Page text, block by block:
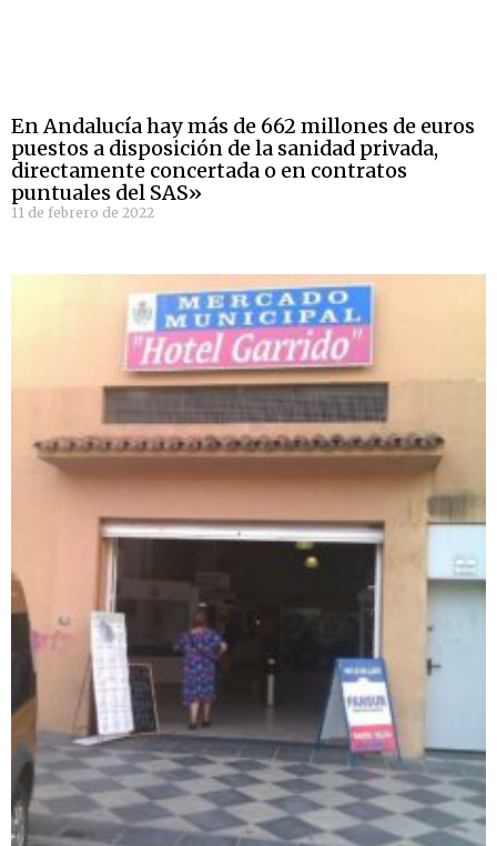
En Andalucía hay más de 662 millones de euros
puestos a disposición de la sanidad privada,
directamente concertada o en contratos
puntuales del SAS»
11 de febrero de 2022